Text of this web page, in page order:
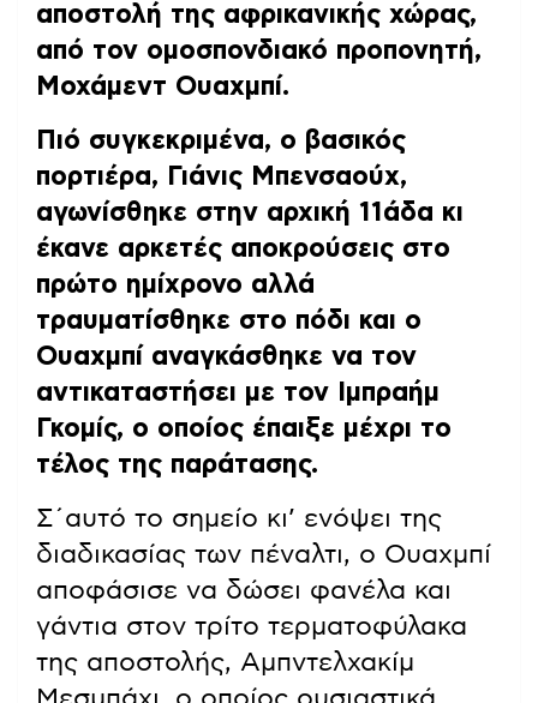
αποστολή της αφρικανικής χώρας,
από τον ομοσπονδιακό προπονητή,
Μοχάμεντ Ουαχμπί.
Πιό συγκεκριμένα, ο βασικός
πορτιέρα, Γιάνις Μπενσαούχ,
αγωνίσθηκε στην αρχική 11άδα κι
έκανε αρκετές αποκρούσεις στο
πρώτο ημίχρονο αλλά
τραυματίσθηκε στο πόδι και ο
Ουαχμπί αναγκάσθηκε να τον
αντικαταστήσει με τον Ιμπραήμ
Γκομίς, ο οποίος έπαιξε μέχρι το
τέλος της παράτασης.
Σ΄αυτό το σημείο κι’ ενόψει της
διαδικασίας των πέναλτι, ο Ουαχμπί
αποφάσισε να δώσει φανέλα και
γάντια στον τρίτο τερματοφύλακα
της αποστολής, Αμπντελχακίμ